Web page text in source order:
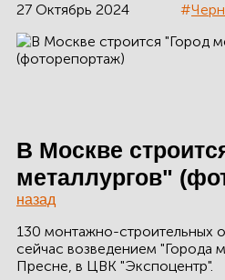
ЗДАНИЙ
ЗДАНИЯ
27 Октябрь 2024 #
В Москве
металлургов"
назад
130 монтажно-строительных
сейчас возведением "Города
Пресне, в ЦВК "Экспоцентр".